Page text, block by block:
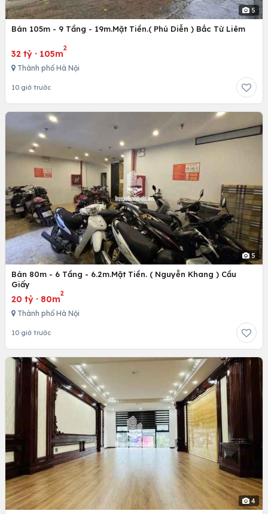
5
Bán 105m - 9 Tầng - 19m.Mặt Tiền.( Phú Diễn ) Bắc Từ Liêm
32 tỷ · 105m
2
Thành phố Hà Nội
10 giờ trước
5
Bán 80m - 6 Tầng - 6.2m.Mặt Tiền. ( Nguyễn Khang ) Cầu
Giấy
20 tỷ · 80m
2
Thành phố Hà Nội
10 giờ trước
4